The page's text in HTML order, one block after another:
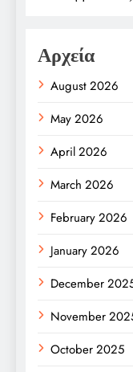
Αρχεία
August 2026
May 2026
April 2026
March 2026
February 2026
January 2026
December
November
October 2025